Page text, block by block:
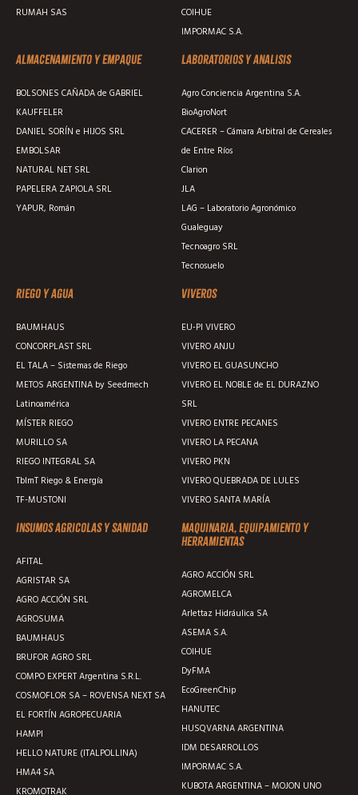
RUMAH SAS
COIHUE
IMPORMAC S.A.
Almacenamiento y empaque
BOLSONES CAÑADA de GABRIEL
KAUFFELER
DANIEL SORÍN e HIJOS SRL
EMBOLSAR
NATURAL NET SRL
PAPELERA ZAPIOLA SRL
YAPUR, Román
Laboratorios y analisis
Agro Conciencia Argentina S.A.
BioAgroNort
CACERER – Cámara Arbitral de Cereales
de Entre Ríos
Clarion
JLA
LAG – Laboratorio Agronómico
Gualeguay
Tecnoagro SRL
Tecnosuelo
Riego y agua
BAUMHAUS
CONCORPLAST SRL
EL TALA – Sistemas de Riego
METOS ARGENTINA by Seedmech
Latinoamérica
MÍSTER RIEGO
MURILLO SA
RIEGO INTEGRAL SA
TblmT Riego & Energía
TF-MUSTONI
Viveros
EU-PI VIVERO
VIVERO ANJU
VIVERO EL GUASUNCHO
VIVERO EL NOBLE de EL DURAZNO
SRL
VIVERO ENTRE PECANES
VIVERO LA PECANA
VIVERO PKN
VIVERO QUEBRADA DE LULES
VIVERO SANTA MARÍA
Insumos agricolas y sanidad
AFITAL
AGRISTAR SA
AGRO ACCIÓN SRL
AGROSUMA
BAUMHAUS
BRUFOR AGRO SRL
COMPO EXPERT Argentina S.R.L.
COSMOFLOR SA – ROVENSA NEXT SA
EL FORTÍN AGROPECUARIA
HAMPI
HELLO NATURE (ITALPOLLINA)
HMA4 SA
KROMOTRAK
Maquinaria, equipamiento y
herramientas
AGRO ACCIÓN SRL
AGROMELCA
Arlettaz Hidráulica SA
ASEMA S.A.
COIHUE
DyFMA
EcoGreenChip
HANUTEC
HUSQVARNA ARGENTINA
IDM DESARROLLOS
IMPORMAC S.A.
KUBOTA ARGENTINA – MOJON UNO